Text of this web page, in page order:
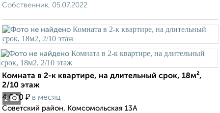
Собственник, 05.07.2022
2
Комната в 2-к квартире, на длительный срок, 18м²,
2/10 этаж
4 000 ₽ в месяц
Советский район, Комсомольская 13А